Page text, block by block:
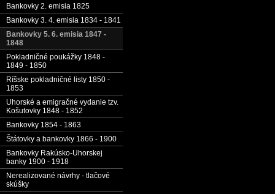
Bankovky 2. emisia 1825
Bankovky 3. 4. emisia 1834 - 1841
Bankovky 5. 6. emisia 1847 -
1848
Pokladničné poukážky 1848 -
1849 - 1850
Ríšske pokladničné listy 1850 -
1853
Uhorské a emigračné vydanie tzv.
Košutovky 1848 - 1852
Bankovky 1854 - 1863
Štátovky a bankovky 1866 - 1900
Bankovky Rakúsko-Uhorskej
banky 1900 - 1918
Nerealizované návrhy - tlačové
skúšky